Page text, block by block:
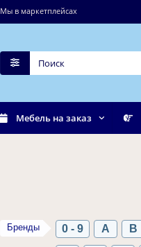
Мы в маркетплейсах
Мебель на заказ
Бренды 0 - 9 A B